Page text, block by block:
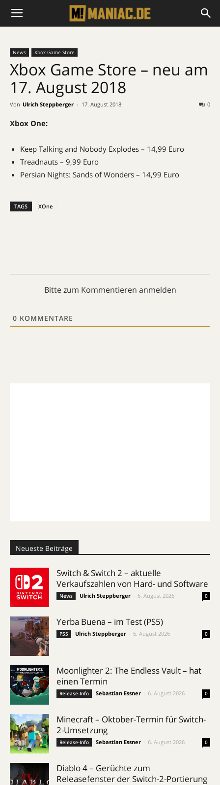
News Xbox Game Store
Xbox Game Store – neu am
17. August 2018
Von Ulrich Steppberger - 17. August 2018 0
Xbox One:
Keep Talking and Nobody Explodes – 14,99 Euro
Treadnauts – 9,99 Euro
Persian Nights: Sands of Wonders – 14,99 Euro
TAGS XOne
Bitte zum Kommentieren anmelden
0 KOMMENTARE
Neueste Beiträge
Switch & Switch 2 – aktuelle
Verkaufszahlen von Hard- und Software
News Ulrich Steppberger 6. August 2026 0
Yerba Buena – im Test (PS5)
PS5 Ulrich Steppberger 6. August 2026 0
Moonlighter 2: The Endless Vault – hat
einen Termin
Release-Info Sebastian Essner 6. August 2026 0
Minecraft – Oktober-Termin für Switch-
2-Umsetzung
Release-Info Sebastian Essner 6. August 2026 0
Diablo 4 – Gerüchte zum
Releasefenster der Switch-2-Portierung